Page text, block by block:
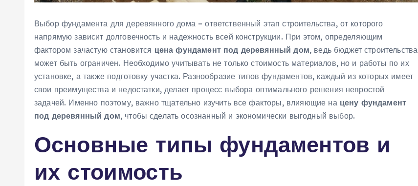
Выбор фундамента для деревянного дома – ответственный этап строительства‚ от которого
напрямую зависит долговечность и надежность всей конструкции. При этом‚ определяющим
фактором зачастую становится цена фундамент под деревянный дом‚ ведь бюджет строительства
может быть ограничен. Необходимо учитывать не только стоимость материалов‚ но и работы по их
установке‚ а также подготовку участка. Разнообразие типов фундаментов‚ каждый из которых имеет
свои преимущества и недостатки‚ делает процесс выбора оптимального решения непростой
задачей. Именно поэтому‚ важно тщательно изучить все факторы‚ влияющие на цену фундамент
под деревянный дом‚ чтобы сделать осознанный и экономически выгодный выбор.
Основные типы фундаментов и
их стоимость